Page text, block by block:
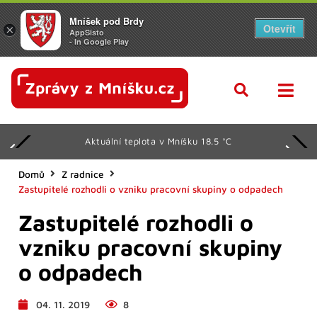
Aktuální teplota v Mníšku 18.5 °C
Domů
Z radnice
Zastupitelé rozhodli o vzniku pracovní skupiny o odpadech
Zastupitelé rozhodli o
vzniku pracovní skupiny
o odpadech
04. 11. 2019 8
×
Mníšek pod Brdy
AppSisto
- In Google Play
Otevřít